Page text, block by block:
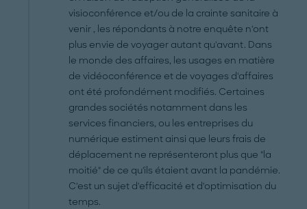
visioconférence et/ou de la crainte sanitaire à
venir , les répondants à notre enquête n'ont
plus envie de voyager autant qu'avant. Dans
le monde des affaires, les usages en matière
de vidéoconférence et de voyages d'affaires
ont été profondément modifiés. Certaines
grandes sociétés notamment dans les
services financiers, ou les entreprises du
numérique estiment ainsi que leurs frais de
déplacement ne représenteront plus que "la
moitié" de ce qu'ils étaient avant la pandémie.
C'est un sujet d'efficacité et d'optimisation du
temps.